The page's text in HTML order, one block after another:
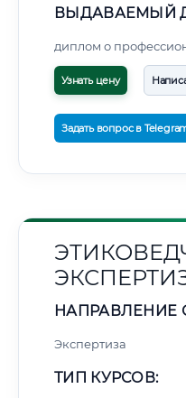
ВЫДАВАЕМЫЙ
диплом о
Узнать цену
Задать вопрос в
НАПРАВЛЕНИЕ
Экспертиза
ТИП КУРСОВ: